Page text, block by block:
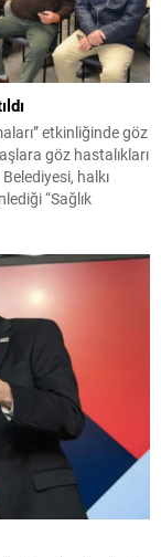
etkinliğinde göz
göz hastalıkları
halkı
“Sağlık
ve